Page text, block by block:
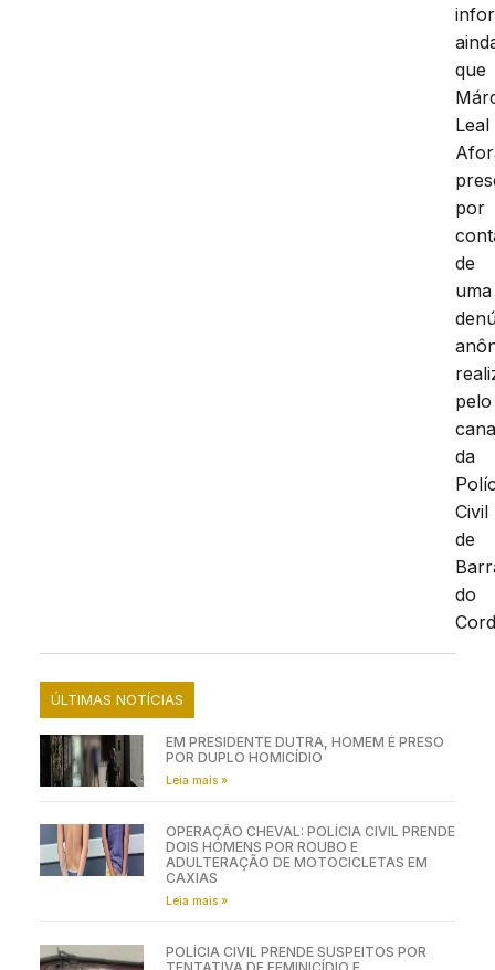
que
Leal
por
de
uma
pelo
da
Civil
de
do
ÚLTIMAS NOTÍCIAS
EM PRESIDENTE DUTRA, HOMEM É PRESO
POR DUPLO HOMICÍDIO
Leia mais »
OPERAÇÃO CHEVAL: POLÍCIA CIVIL PRENDE
DOIS HOMENS POR ROUBO E
ADULTERAÇÃO DE MOTOCICLETAS EM
CAXIAS
Leia mais »
POLÍCIA CIVIL PRENDE SUSPEITOS POR